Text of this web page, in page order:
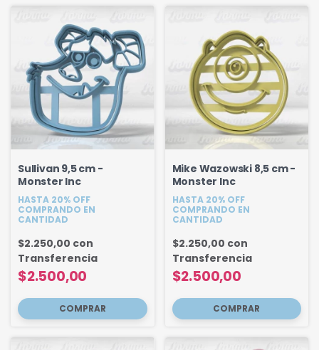
Sullivan 9,5 cm -
Monster Inc
HASTA 20% OFF
COMPRANDO EN
CANTIDAD
$2.500,00
$2.250,00 con
Transferencia
Mike Wazowski 8,5 cm -
Monster Inc
HASTA 20% OFF
COMPRANDO EN
CANTIDAD
$2.500,00
$2.250,00 con
Transferencia